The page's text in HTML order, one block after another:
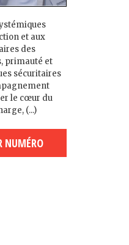
et aux
des
primauté et
sécuritaires
le cœur du
(...)
NUMÉRO